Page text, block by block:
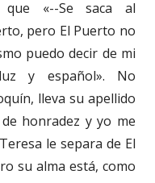
«--Se saca al
pero El Puerto no
puedo decir de mi
y español». No
lleva su apellido
honradez y yo me
le separa de El
su alma está, como